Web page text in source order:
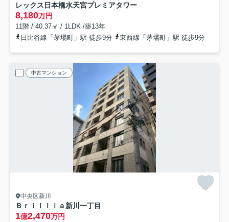
レックス日本橋水天宮プレミアタワー
8,180万円
11階 / 40.37㎡ / 1LDK /築13年
日比谷線「茅場町」駅 徒歩9分
東西線「茅場町」駅 徒歩9分
中古マンション
中央区新川
Ｂｒｉｌｌｉａ新川一丁目
1億2,470万円